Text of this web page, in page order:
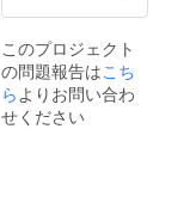
も、再送費
用をご負担
いただきま
す。入力内
容にお間違
ご負担
きま
す。
致しま
活動報
告をご
覧くだ
さい。
※保管期
このプロジェクト
の問題報告はこち
らよりお問い合わ
せください